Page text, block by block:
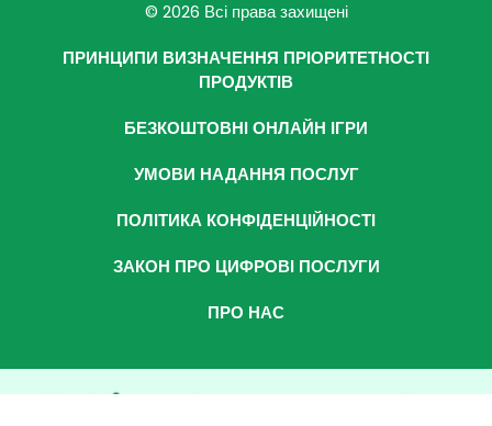
© 2026 Всі права захищені
ПРИНЦИПИ ВИЗНАЧЕННЯ ПРІОРИТЕТНОСТІ
ПРОДУКТІВ
БЕЗКОШТОВНІ ОНЛАЙН ІГРИ
УМОВИ НАДАННЯ ПОСЛУГ
ПОЛІТИКА КОНФІДЕНЦІЙНОСТІ
ЗАКОН ПРО ЦИФРОВІ ПОСЛУГИ
ПРО НАС